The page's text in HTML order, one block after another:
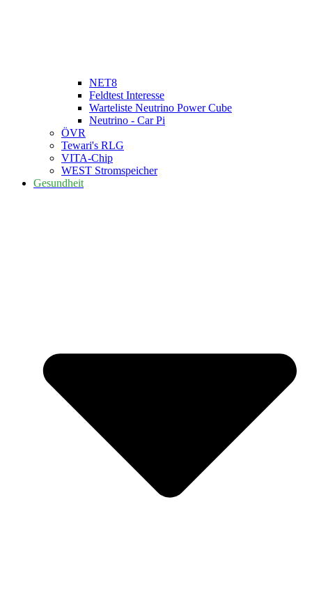
NET8
Feldtest Interesse
Warteliste Neutrino Power Cube
Neutrino - Car Pi
ÖVR
Tewari's RLG
VITA-Chip
WEST Stromspeicher
Gesundheit